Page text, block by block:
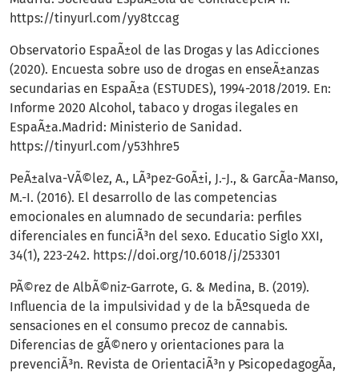
https://tinyurl.com/yy8tccag
Observatorio EspaÃ±ol de las Drogas y las Adicciones
(2020). Encuesta sobre uso de drogas en enseÃ±anzas
secundarias en EspaÃ±a (ESTUDES), 1994-2018/2019. En:
Informe 2020 Alcohol, tabaco y drogas ilegales en
EspaÃ±a.Madrid: Ministerio de Sanidad.
https://tinyurl.com/y53hhre5
PeÃ±alva-VÃ©lez, A., LÃ³pez-GoÃ±i, J.-J., & GarcÃ­a-Manso,
M.-I. (2016). El desarrollo de las competencias
emocionales en alumnado de secundaria: perfiles
diferenciales en funciÃ³n del sexo. Educatio Siglo XXI,
34(1), 223-242. https://doi.org/10.6018/j/253301
PÃ©rez de AlbÃ©niz-Garrote, G. & Medina, B. (2019).
Influencia de la impulsividad y de la bÃºsqueda de
sensaciones en el consumo precoz de cannabis.
Diferencias de gÃ©nero y orientaciones para la
prevenciÃ³n. Revista de OrientaciÃ³n y PsicopedagogÃ­a,